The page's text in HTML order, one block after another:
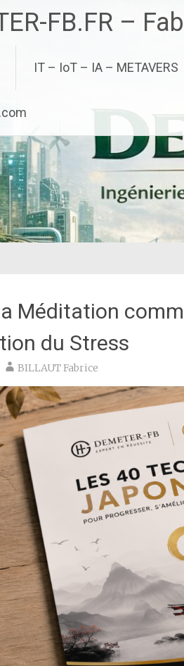
FB.FR –
IT – IoT – IA – METAVERS
Méditation
du Stress
BILLAUT Fabrice